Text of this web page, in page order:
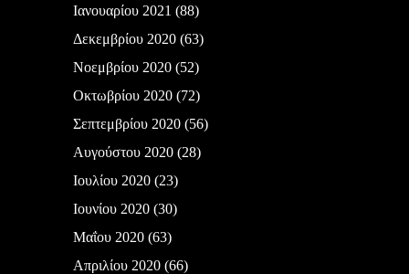
Ιανουαρίου 2021 (88)
Δεκεμβρίου 2020(63)
Νοεμβρίου 2020(52)
Οκτωβρίου 2020(72)
Σεπτεμβρίου 2020(56)
Αυγούστου 2020(28)
Ιουλίου 2020(23)
Ιουνίου 2020(30)
Μαΐου 2020(63)
Απριλίου 2020(66)